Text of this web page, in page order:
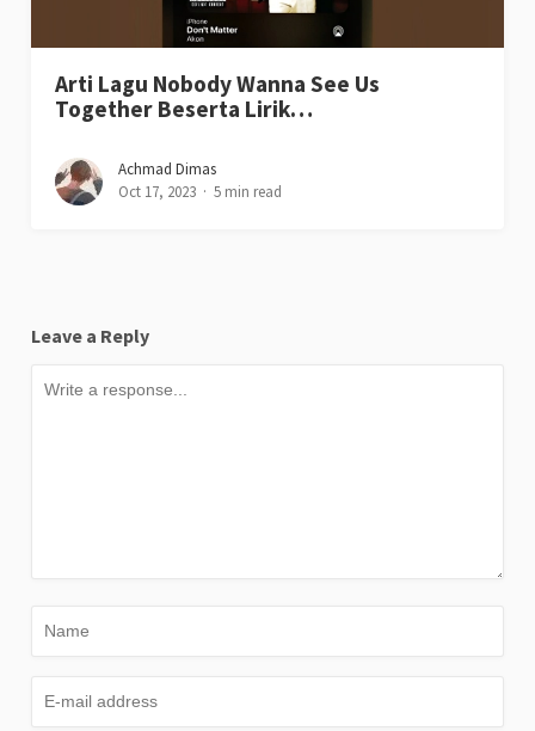
Arti Lagu Nobody Wanna See Us
Together Beserta Lirik…
Achmad Dimas
Oct 17, 2023
5 min read
Leave a Reply